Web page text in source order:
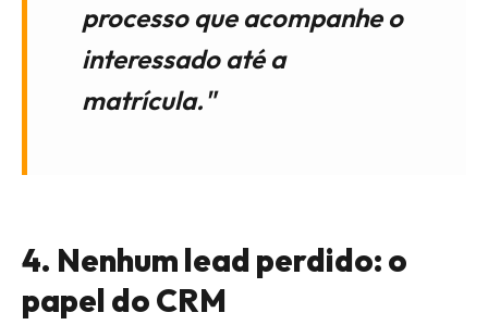
processo que acompanhe o
interessado até a
matrícula."
4. Nenhum lead perdido: o
papel do CRM